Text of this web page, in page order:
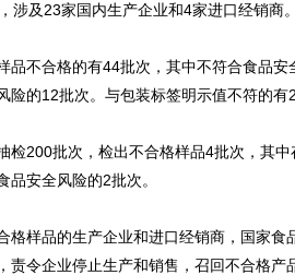
涉及23家国内生产企业和4家进口经销商。
不合格的有44批次，其中不符合食品安
险的12批次。与包装标签明示值不符的有
200批次，检出不合格样品4批次，其中
品安全风险的2批次。
样品的生产企业和进口经销商，国家食
责令企业停止生产和销售，召回不合格